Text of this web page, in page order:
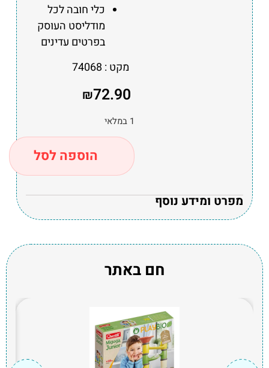
כלי חובה לכל
מודליסט העוסק
בפרטים עדינים
מקט : 74068
72.90
₪
1 במלאי
הוספה לסל
מפרט ומידע נוסף
חם באתר